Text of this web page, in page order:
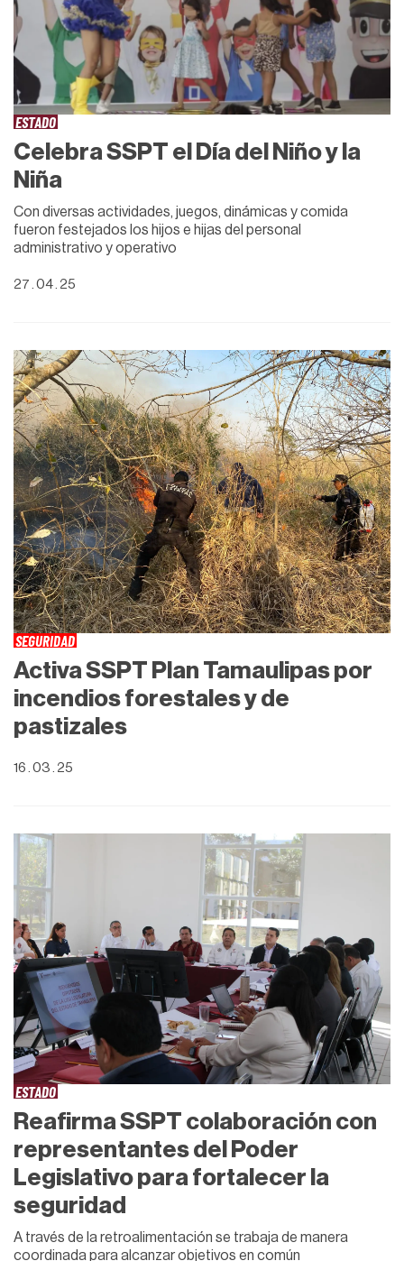
ESTADO
Celebra SSPT el Día del Niño y la
Niña
Con diversas actividades, juegos, dinámicas y comida
fueron festejados los hijos e hijas del personal
administrativo y operativo
27 . 04 . 25
SEGURIDAD
Activa SSPT Plan Tamaulipas por
incendios forestales y de
pastizales
16 . 03 . 25
ESTADO
Reafirma SSPT colaboración con
representantes del Poder
Legislativo para fortalecer la
seguridad
A través de la retroalimentación se trabaja de manera
coordinada para alcanzar objetivos en común